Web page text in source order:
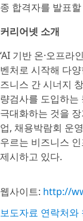
종 합격자를 발표
커리어넷 소개
‘AI 기반 온·오프
벤처로 시작해 다
즈니스 간 시너지
량검사를 도입하는
극대화하는 것을
업, 채용박람회 운
우르는 비즈니스
제시하고 있다.
웹사이트: http://
보도자료 연락처와